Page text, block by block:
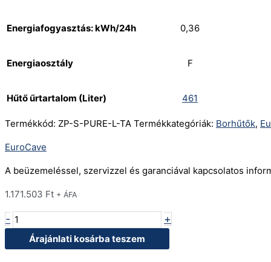
Energiafogyasztás: kWh/24h 0,36
Energiaosztály F
Hűtő űrtartalom (Liter) 461
Termékkód: ZP-S-PURE-L-TA Termékkategóriák: Borhűtők,
EuroCave
A beüzemeléssel, szervizzel és garanciával kapcsolatos
1.171.503 Ft + ÁFA
- +
Árajánlati kosárba teszem